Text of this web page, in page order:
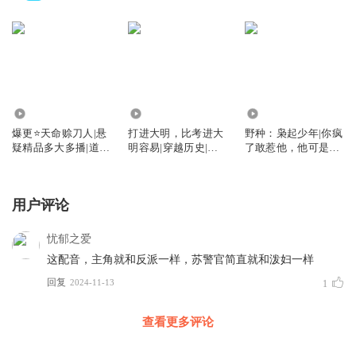
爆更⭐天命赊刀人|悬
疑精品多大多播|道士
打进大明，比考进大
明容易|穿越历史|权
野种：枭起少年|你疯
了敢惹他，他可是黑
用户评论
忧郁之爱
这配音，主角就和反派一样，苏警官简直就和泼妇一样
回复 2024-11-13 1
查看更多评论